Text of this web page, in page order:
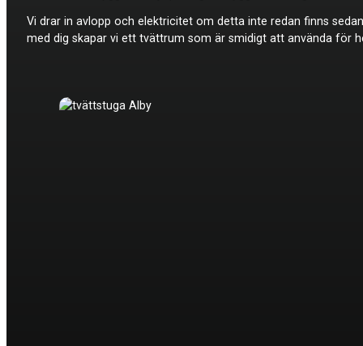
Vi drar in avlopp och elektricitet om detta inte redan finns
med dig skapar vi ett tvättrum som är smidigt att använda för